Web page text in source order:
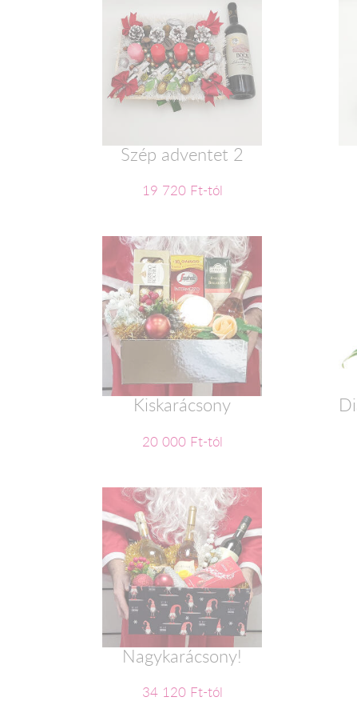
Szép adventet 2
19 720 Ft-tól
Kiskarácsony
20 000 Ft-tól
Nagykarácsony!
34 120 Ft-tól